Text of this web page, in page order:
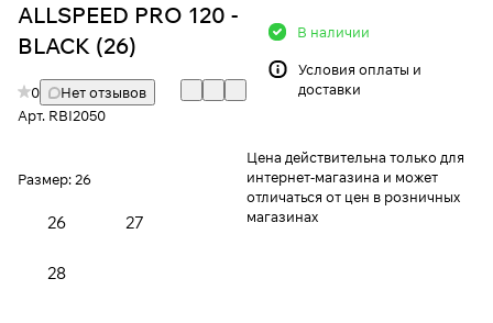
ALLSPEED PRO 120 -
BLACK (26)
0
Нет отзывов
Арт. RBI2050
Размер:26
26 27
28
В наличии
Условия оплаты и
доставки
Цена действительна только для
интернет-магазина и может
отличаться от цен в розничных
магазинах